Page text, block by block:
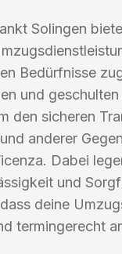
Solingen
Bedürfnisse
und
den sicheren
anderer
Dabei
und
deine
termingerecht